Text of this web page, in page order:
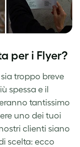
per i Flyer?
troppo breve
spessa e il
tantissimo
uno dei tuoi
clienti siano
scelta: ecco